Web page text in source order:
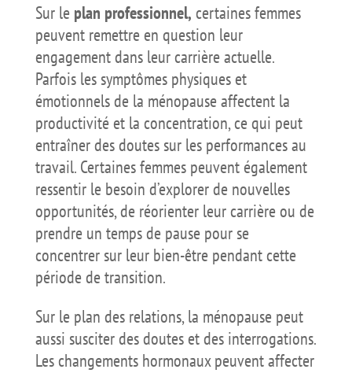
Sur le plan professionnel, certaines femmes
peuvent remettre en question leur
engagement dans leur carrière actuelle.
Parfois les symptômes physiques et
émotionnels de la ménopause affectent la
productivité et la concentration, ce qui peut
entraîner des doutes sur les performances au
travail. Certaines femmes peuvent également
ressentir le besoin d’explorer de nouvelles
opportunités, de réorienter leur carrière ou de
prendre un temps de pause pour se
concentrer sur leur bien-être pendant cette
période de transition.
Sur le plan des relations, la ménopause peut
aussi susciter des doutes et des interrogations.
Les changements hormonaux peuvent affecter